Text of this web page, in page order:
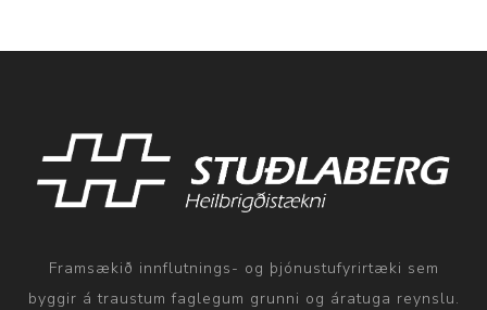
Framsækið innflutnings- og þjónustufyrirtæki sem
byggir á traustum faglegum grunni og áratuga reynslu.